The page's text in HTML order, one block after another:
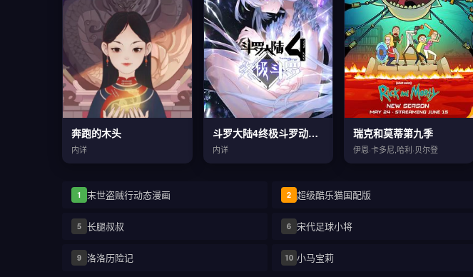
奔跑的木头
内详
斗罗大陆4终极斗罗动态漫画
内详
瑞克和莫蒂第九季
伊恩·卡多尼,哈利·贝尔登
1 末世盗贼行动态漫画 2 超级酷乐猫国配版
5 长腿叔叔 6 宋代足球小将
9 洛洛历险记 10 小马宝莉